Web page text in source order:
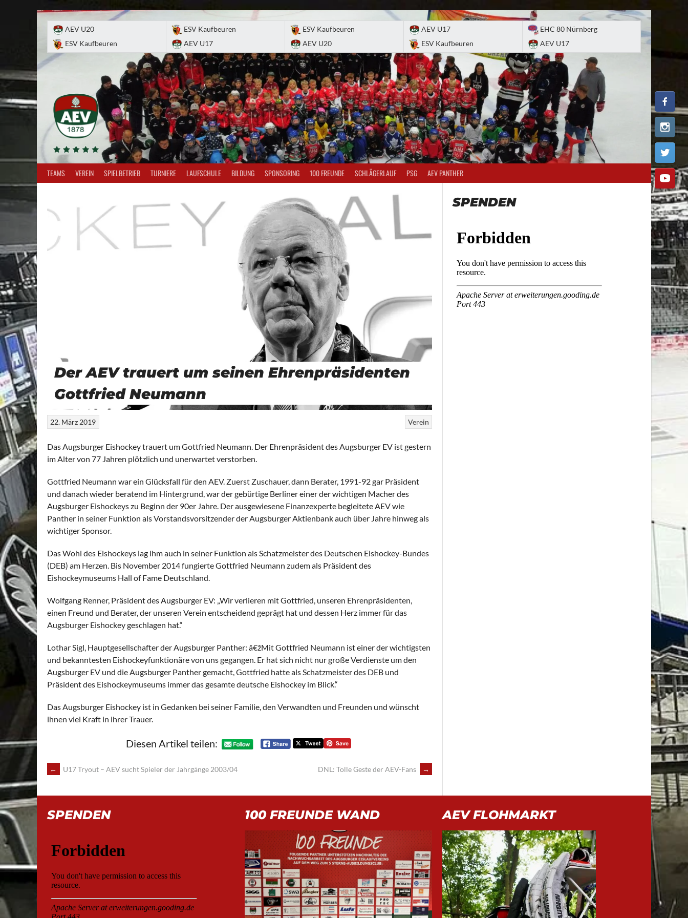
AEV U20
ESV Kaufbeuren
ESV Kaufbeuren
AEV U17
ESV Kaufbeuren
AEV U20
AEV U17
ESV Kaufbeuren
EHC 80 Nürnberg
AEV U17
TEAMS VEREIN SPIELBETRIEB TURNIERE LAUFSCHULE BILDUNG SPONSORING 100 FREUNDE SCHLÄGERLAUF PSG AEV PANTHER
Der AEV trauert um seinen Ehrenpräsidenten
Gottfried Neumann
Verein
22. März 2019
Das Augsburger Eishockey trauert um Gottfried Neumann. Der Ehrenpräsident des Augsburger EV ist gestern
im Alter von 77 Jahren plötzlich und unerwartet verstorben.
Gottfried Neumann war ein Glücksfall für den AEV. Zuerst Zuschauer, dann Berater, 1991-92 gar Präsident
und danach wieder beratend im Hintergrund, war der gebürtige Berliner einer der wichtigen Macher des
Augsburger Eishockeys zu Beginn der 90er Jahre. Der ausgewiesene Finanzexperte begleitete AEV wie
Panther in seiner Funktion als Vorstandsvorsitzender der Augsburger Aktienbank auch über Jahre hinweg als
wichtiger Sponsor.
Das Wohl des Eishockeys lag ihm auch in seiner Funktion als Schatzmeister des Deutschen Eishockey-Bundes
(DEB) am Herzen. Bis November 2014 fungierte Gottfried Neumann zudem als Präsident des
Eishockeymuseums Hall of Fame Deutschland.
Wolfgang Renner, Präsident des Augsburger EV: „Wir verlieren mit Gottfried, unseren Ehrenpräsidenten,
einen Freund und Berater, der unseren Verein entscheidend geprägt hat und dessen Herz immer für das
Augsburger Eishockey geschlagen hat.“
Lothar Sigl, Hauptgesellschafter der Augsburger Panther: â€žMit Gottfried Neumann ist einer der wichtigsten
und bekanntesten Eishockeyfunktionäre von uns gegangen. Er hat sich nicht nur große Verdienste um den
Augsburger EV und die Augsburger Panther gemacht, Gottfried hatte als Schatzmeister des DEB und
Präsident des Eishockeymuseums immer das gesamte deutsche Eishockey im Blick.“
Das Augsburger Eishockey ist in Gedanken bei seiner Familie, den Verwandten und Freunden und wünscht
ihnen viel Kraft in ihrer Trauer.
Diesen Artikel teilen:
POST
NAVIGATION
← U17 Tryout – AEV sucht Spieler der Jahrgänge 2003/04 DNL: Tolle Geste der AEV-Fans →
SPENDEN
SPENDEN 100 FREUNDE WAND AEV FLOHMARKT